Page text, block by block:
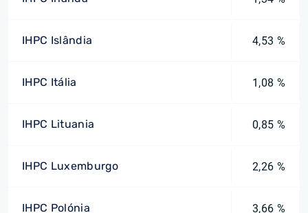
IHPC Islândia 4,53 %
IHPC Itália 1,08 %
IHPC Lituania 0,85 %
IHPC Luxemburgo 2,26 %
IHPC Polónia 3,66 %